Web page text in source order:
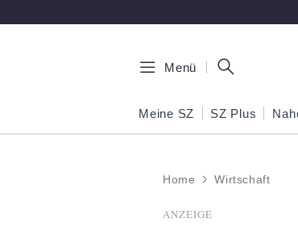
Menü
Meine SZ SZ Plus
Home Wirtschaft
ANZEIGE